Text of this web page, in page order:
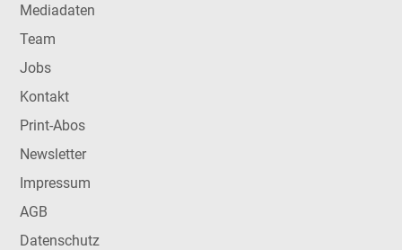
Mediadaten
Team
Jobs
Kontakt
Print-Abos
Newsletter
Impressum
AGB
Datenschutz